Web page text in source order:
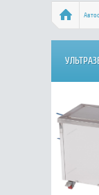
Установки для
38 Л, 28